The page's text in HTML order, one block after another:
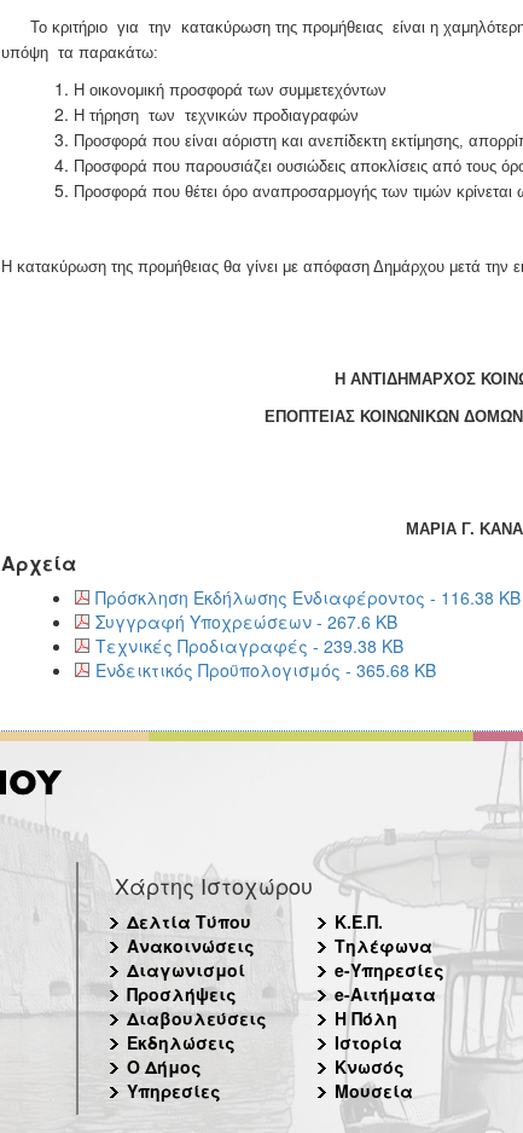
Το κριτήριο για την κατακύρωση της προμήθειας είναι η
υπόψη τα παρακάτω:
Η οικονομική προσφορά των συμμετεχόντων
Η τήρηση των τεχνικών προδιαγραφών
Προσφορά που είναι αόριστη και ανεπίδεκτη εκτίμησης,
Προσφορά που παρουσιάζει ουσιώδεις αποκλίσεις από τους
Προσφορά που θέτει όρο αναπροσαρμογής των τιμών
Η κατακύρωση της προμήθειας θα γίνει με απόφαση Δημάρχου μετά
Η ΑΝΤΙΔΗΜΑΡΧΟΣ
ΕΠΟΠΤΕΙΑΣ ΚΟΙΝΩΝΙΚΩΝ
ΜΑΡΙΑ Γ.
Αρχεία
Πρόσκληση Εκδήλωσης Ενδιαφέροντος - 116.38 KB
Συγγραφή Υποχρεώσεων - 267.6 KB
Τεχνικές Προδιαγραφές - 239.38 KB
Ενδεικτικός Προϋπολογισμός - 365.68 KB
Χάρτης Ιστοχώρου
Δελτία Τύπου
Ανακοινώσεις
Διαγωνισμοί
Προσλήψεις
Διαβουλεύσεις
Εκδηλώσεις
Ο Δήμος
Υπηρεσίες
Κ.Ε.Π.
Τηλέφωνα
e-Υπηρεσίες
e-Αιτήματα
Η Πόλη
Ιστορία
Κνωσός
Μουσεία